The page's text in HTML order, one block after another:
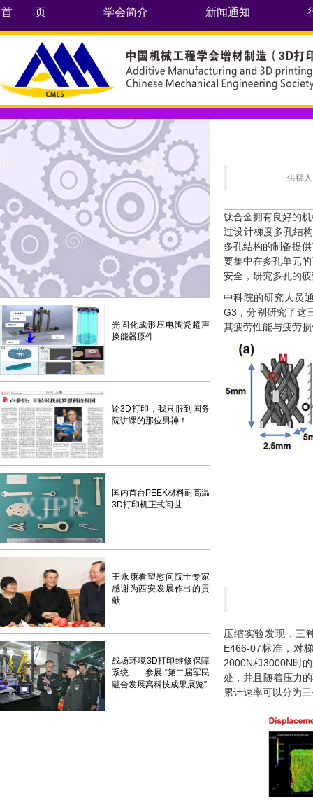
首 页 学会简介 新闻通知
光固化成形压电陶瓷超声
换能器原件
论3D打印，我只服到国务
院讲课的那位男神！
国内首台PEEK材料耐高温
3D打印机正式问世
王永康看望慰问院士专家
感谢为西安发展作出的贡
献
战场环境3D打印维修保障
系统——参展 “第二届军民
融合发展高科技成果展览”
供稿
钛合金拥有良好的
过设计梯度多孔结
多孔结构的制备提
要集中在多孔单元
安全，研究多孔的
中科院的研究人员
G3，分别研究了这
其疲劳性能与疲劳
压缩实验发现，三
E466-07标准，对
2000N和3000N时
处，并且随着压力
累计速率可以分为